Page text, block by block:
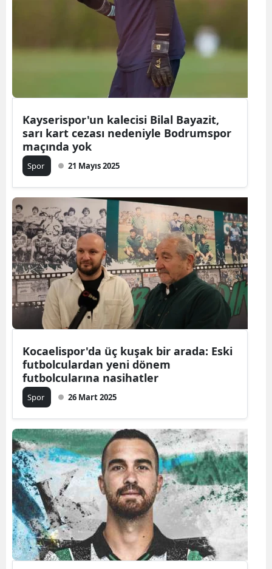
Kayserispor'un kalecisi Bilal Bayazit,
sarı kart cezası nedeniyle Bodrumspor
maçında yok
Spor 21 Mayıs 2025
Kocaelispor'da üç kuşak bir arada: Eski
futbolculardan yeni dönem
futbolcularına nasihatler
Spor 26 Mart 2025